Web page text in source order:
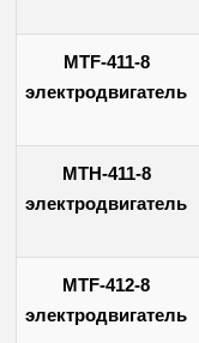
MTF-411-8
электродвигатель
МТН-411-8
электродвигатель
MTF-412-8
электродвигатель